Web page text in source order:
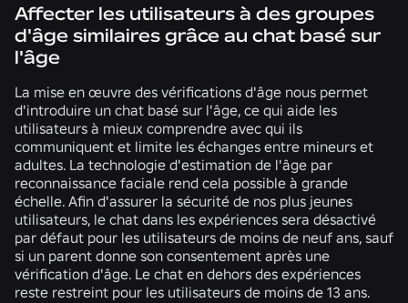
Affecter les utilisateurs à des groupes
d'âge similaires grâce au chat basé sur
l'âge
La mise en œuvre des vérifications d'âge nous permet
d'introduire un chat basé sur l'âge, ce qui aide les
utilisateurs à mieux comprendre avec qui ils
communiquent et limite les échanges entre mineurs et
adultes. La technologie d'estimation de l'âge par
reconnaissance faciale rend cela possible à grande
échelle. Afin d'assurer la sécurité de nos plus jeunes
utilisateurs, le chat dans les expériences sera désactivé
par défaut pour les utilisateurs de moins de neuf ans, sauf
si un parent donne son consentement après une
vérification d'âge. Le chat en dehors des expériences
reste restreint pour les utilisateurs de moins de 13 ans.